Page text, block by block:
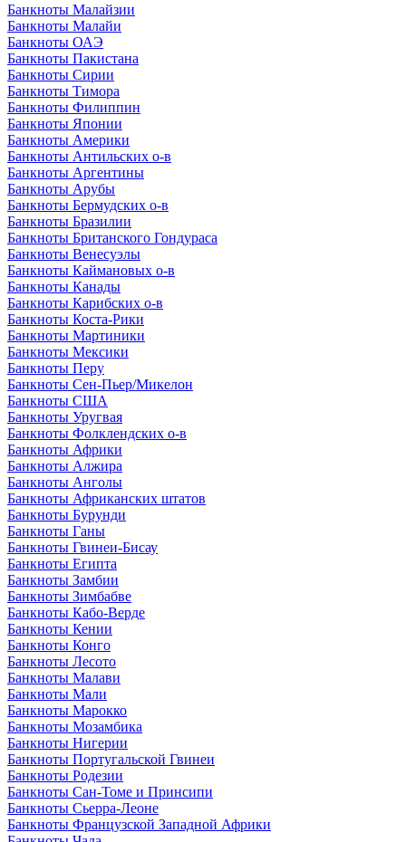
Банкноты Малайзии
Банкноты Малайи
Банкноты ОАЭ
Банкноты Пакистана
Банкноты Сирии
Банкноты Тимора
Банкноты Филиппин
Банкноты Японии
Банкноты Америки
Банкноты Антильских о-в
Банкноты Аргентины
Банкноты Арубы
Банкноты Бермудских о-в
Банкноты Бразилии
Банкноты Британского Гондураса
Банкноты Венесуэлы
Банкноты Каймановых о-в
Банкноты Канады
Банкноты Карибских о-в
Банкноты Коста-Рики
Банкноты Мартиники
Банкноты Мексики
Банкноты Перу
Банкноты Сен-Пьер/Микелон
Банкноты США
Банкноты Уругвая
Банкноты Фолклендских о-в
Банкноты Африки
Банкноты Алжира
Банкноты Анголы
Банкноты Африканских штатов
Банкноты Бурунди
Банкноты Ганы
Банкноты Гвинеи-Бисау
Банкноты Египта
Банкноты Замбии
Банкноты Зимбабве
Банкноты Кабо-Верде
Банкноты Кении
Банкноты Конго
Банкноты Лесото
Банкноты Малави
Банкноты Мали
Банкноты Марокко
Банкноты Мозамбика
Банкноты Нигерии
Банкноты Португальской Гвинеи
Банкноты Родезии
Банкноты Сан-Томе и Принсипи
Банкноты Сьерра-Леоне
Банкноты Французской Западной Африки